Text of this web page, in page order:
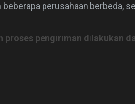
perusahaan berbeda,
pengiriman dilakukan